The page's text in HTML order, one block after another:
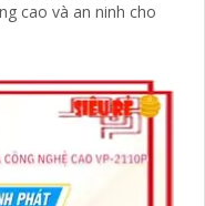
cao và an ninh cho